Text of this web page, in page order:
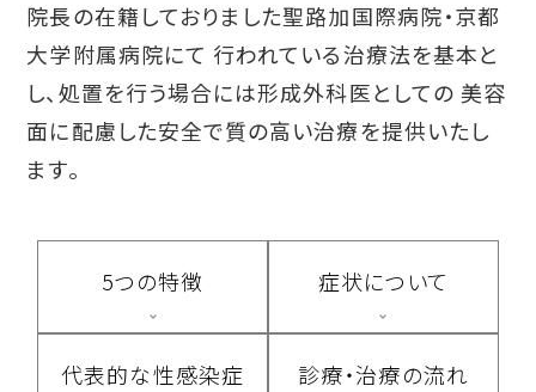
院長の在籍しておりました聖路加国際病院・京都
大学附属病院にて 行われている治療法を基本と
し、処置を行う場合には形成外科医としての 美容
面に配慮した安全で質の高い治療を提供いたし
ます。
5つの特徴 症状について
代表的な性感染症 診療・治療の流れ